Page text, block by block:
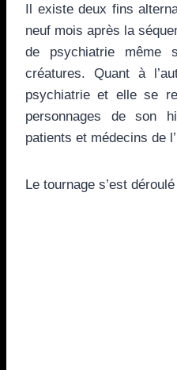
Il existe deux fins
neuf mois après la
de psychiatrie même
créatures. Quant à
psychiatrie et elle se
personnages de son
patients et médecins de
Le tournage s’est